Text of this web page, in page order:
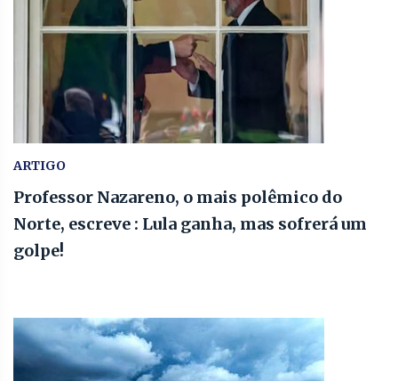
ARTIGO
Professor Nazareno, o mais polêmico do
Norte, escreve : Lula ganha, mas sofrerá um
golpe!